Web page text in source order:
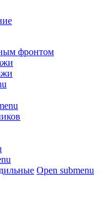
фронтом
Open submenu